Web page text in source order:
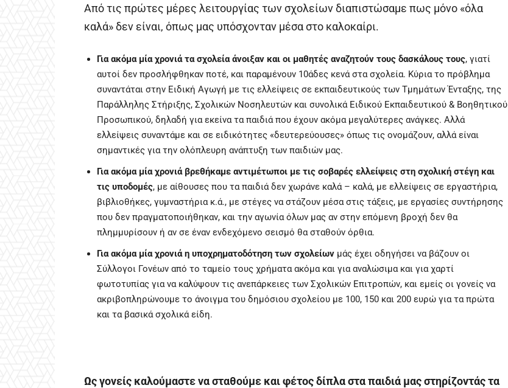
Από τις πρώτες μέρες λειτουργίας των σχολείων διαπιστώσαμε πως μόνο «όλα
καλά» δεν είναι, όπως μας υπόσχονταν μέσα στο καλοκαίρι.
Για ακόμα μία χρονιά τα σχολεία άνοιξαν και οι μαθητές αναζητούν τους δασκάλους τους, γιατί
αυτοί δεν προσλήφθηκαν ποτέ, και παραμένουν 10άδες κενά στα σχολεία. Κύρια το πρόβλημα
συναντάται στην Ειδική Αγωγή με τις ελλείψεις σε εκπαιδευτικούς των Τμημάτων Ένταξης, της
Παράλληλης Στήριξης, Σχολικών Νοσηλευτών και συνολικά Ειδικού Εκπαιδευτικού & Βοηθητικού
Προσωπικού, δηλαδή για εκείνα τα παιδιά που έχουν ακόμα μεγαλύτερες ανάγκες. Αλλά
ελλείψεις συναντάμε και σε ειδικότητες «δευτερεύουσες» όπως τις ονομάζουν, αλλά είναι
σημαντικές για την ολόπλευρη ανάπτυξη των παιδιών μας.
Για ακόμα μία χρονιά βρεθήκαμε αντιμέτωποι με τις σοβαρές ελλείψεις στη σχολική στέγη και
τις υποδομές, με αίθουσες που τα παιδιά δεν χωράνε καλά – καλά, με ελλείψεις σε εργαστήρια,
βιβλιοθήκες, γυμναστήρια κ.ά., με στέγες να στάζουν μέσα στις τάξεις, με εργασίες συντήρησης
που δεν πραγματοποιήθηκαν, και την αγωνία όλων μας αν στην επόμενη βροχή δεν θα
πλημμυρίσουν ή αν σε έναν ενδεχόμενο σεισμό θα σταθούν όρθια.
Για ακόμα μία χρονιά η υποχρηματοδότηση των σχολείων μάς έχει οδηγήσει να βάζουν οι
Σύλλογοι Γονέων από το ταμείο τους χρήματα ακόμα και για αναλώσιμα και για χαρτί
φωτοτυπίας για να καλύψουν τις ανεπάρκειες των Σχολικών Επιτροπών, και εμείς οι γονείς να
ακριβοπληρώνουμε το άνοιγμα του δημόσιου σχολείου με 100, 150 και 200 ευρώ για τα πρώτα
και τα βασικά σχολικά είδη.
Ως γονείς καλούμαστε να σταθούμε και φέτος δίπλα στα παιδιά μας στηρίζοντάς τα